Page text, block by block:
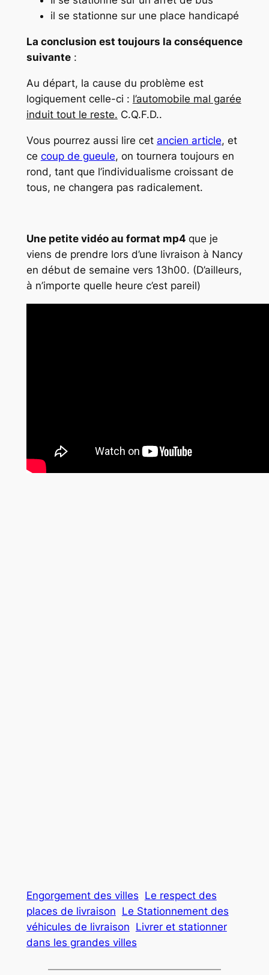
il se stationne sur une place handicapé
La conclusion est toujours la conséquence
suivante:
Au départ, la cause du problème est
logiquement celle-ci : l’automobile mal garée
induit tout le reste. C.Q.F.D..
Vous pourrez aussi lire cet ancien article, et
ce coup de gueule, on tournera toujours en
rond, tant que l’individualisme croissant de
tous, ne changera pas radicalement.
Une petite vidéo au format mp4 que je
viens de prendre lors d’une livraison à Nancy
en début de semaine vers 13h00. (D’ailleurs,
à n’importe quelle heure c’est pareil)
Engorgement des villes Le respect des
places de livraison Le Stationnement des
véhicules de livraison Livrer et stationner
dans les grandes villes